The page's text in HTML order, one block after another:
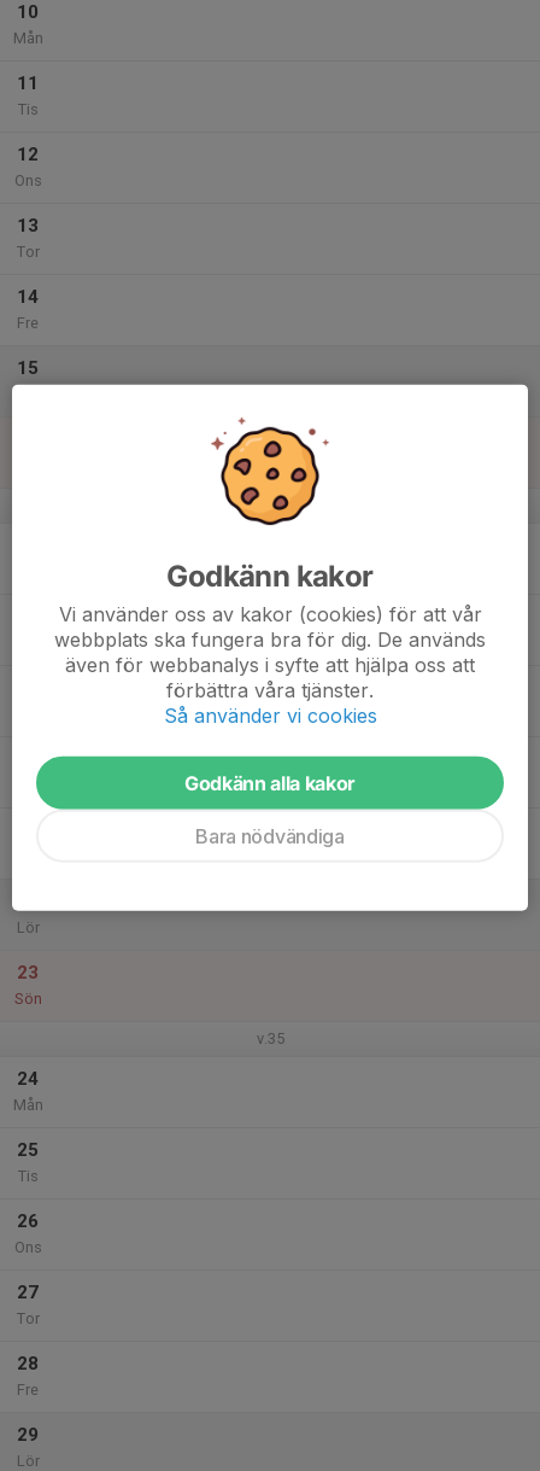
10
Mån
11
Tis
12
Ons
13
Tor
14
Fre
15
v.34
Tor
Lör
23
Sön
v.35
24
Mån
25
Tis
26
Ons
27
Tor
28
Fre
29
Lör
Godkänn kakor
Vi använder oss av kakor (cookies) för att vår
webbplats ska fungera bra för dig. De används
även för webbanalys i syfte att hjälpa oss att
förbättra våra tjänster.
Så använder vi cookies
Godkänn alla kakor
Bara nödvändiga